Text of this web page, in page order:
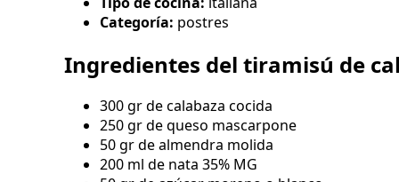
Categoría: postres
Ingredientes del tiramisú de
300 gr de calabaza cocida
250 gr de queso mascarpone
50 gr de almendra molida
200 ml de nata 35% MG